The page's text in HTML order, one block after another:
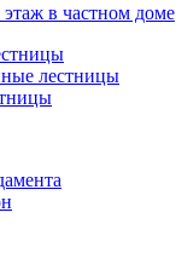
в частном доме
лестницы